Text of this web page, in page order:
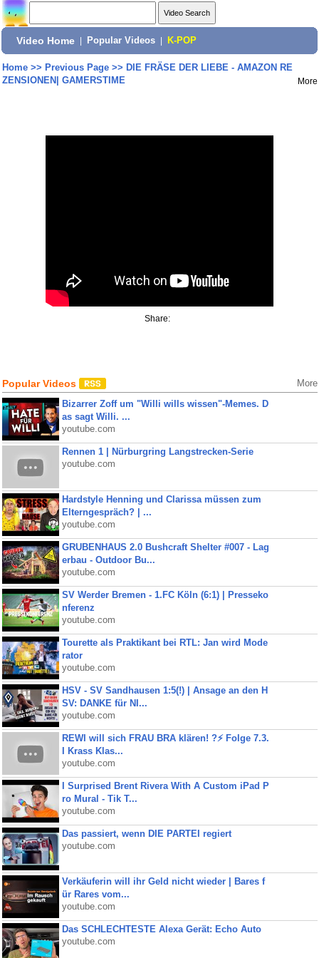
Video Home Popular Videos K-POP
Home>> Previous Page>> DIE FRÄSE DER LIEBE - AMAZON RE
ZENSIONEN| GAMERSTIME
More
Share:
Popular Videos More
Bizarrer Zoff um "Willi wills wissen"-Memes. D
as sagt Willi. ...
youtube.com
Rennen 1 | Nürburgring Langstrecken-Serie
youtube.com
Hardstyle Henning und Clarissa müssen zum
Elterngespräch? | ...
youtube.com
GRUBENHAUS 2.0 Bushcraft Shelter #007 - Lag
erbau - Outdoor Bu...
youtube.com
SV Werder Bremen - 1.FC Köln (6:1) | Presseko
nferenz
youtube.com
Tourette als Praktikant bei RTL: Jan wird Mode
rator
youtube.com
HSV - SV Sandhausen 1:5(!) | Ansage an den H
SV: DANKE für NI...
youtube.com
REWI will sich FRAU BRA klären! ?⚡️ Folge 7.3.
I Krass Klas...
youtube.com
I Surprised Brent Rivera With A Custom iPad P
ro Mural - Tik T...
youtube.com
Das passiert, wenn DIE PARTEI regiert
youtube.com
Verkäuferin will ihr Geld nicht wieder | Bares f
ür Rares vom...
youtube.com
Das SCHLECHTESTE Alexa Gerät: Echo Auto
youtube.com